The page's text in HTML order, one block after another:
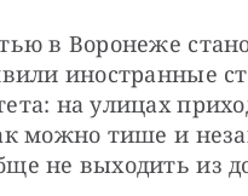
в Воронеже
иностранные
на улицах
можно тише и
не выходить из